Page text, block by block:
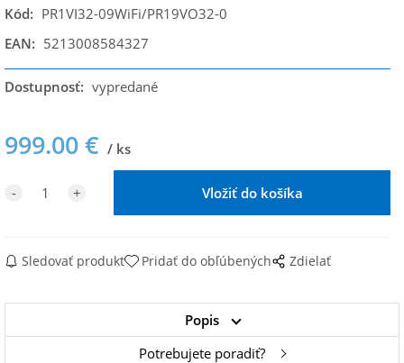
Kód: PR1VI32-09WiFi/PR19VO32-0
EAN: 5213008584327
Dostupnosť: vypredané
999.00€ ks
Sledovať produkt Pridať do obľúbených Zdielať
Popis
Potrebujete poradiť?